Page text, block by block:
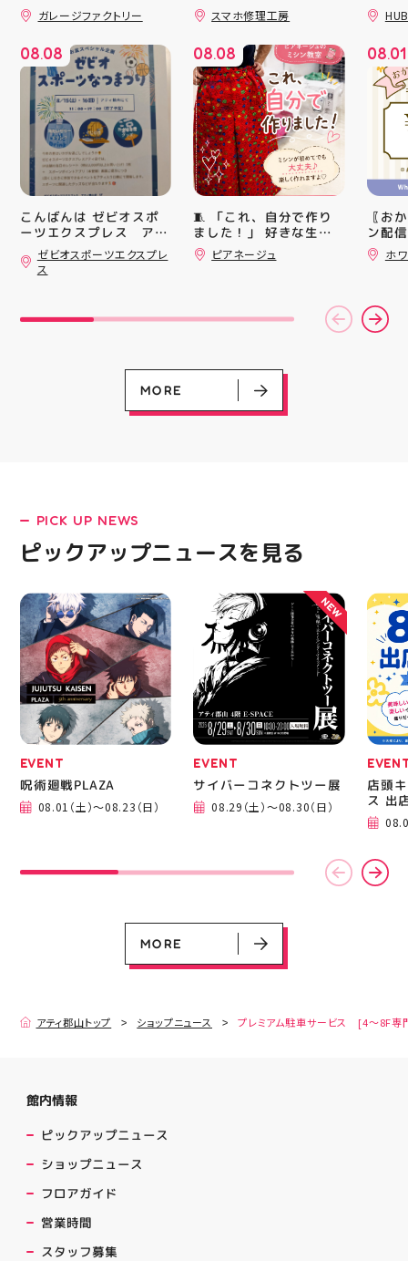
LATEST!
ピックアップニュース
MORE
ズ入荷！ クセになる感
触ですよ 他にもスクイ
お楽しみにーっ️‍️‍️‍ 郡山駅
前 アティ郡山4F “ガレ
ージファクトリー”へ遊
びに来てね️‍️‍️‍ #福島 #郡山
#郡山駅前 #雑貨屋 #ス
クイーズ
ガレージファクトリー
08.08
こんばんは ゼビオスポ
ーツエクスプレス アテ
ィ郡山です ・ 本日は
「ゼビオスポーツなつま
つり」開催のお知らせで
ィ館内にて ☆11:00〜
入り口横にて冷たいゼリ
ーや瓶ジュース、熱中症
た、5F店舗の当日のレシ
スポーツに関連したグッ
ズなどが当たりますので
ぜひご参加ください️ ・
ます️ スポーツナビゲー
ター一同当お待ちしてお
ります✧⁠◝⁠(⁠⁰⁠▿⁠⁰⁠)⁠◜⁠✧ #ゼビ
オ #アティ郡山
ゼビオスポーツエクスプレ
ス
💥スマホ修理工房アティ
郡山店ならデータそのま
スマホ修理工房
08.08
🧵 「これ、自分で作り
ました！」 好きな生地
を選んで、ミシンで少し
ずつ形にしていく時間
ミシン教室では、 「ミ
シンを使ってみたいけ
ど、作り方が分からな
い」 そんな初心者さん
も大歓迎です お洋服・
バッグ・小物など、 あ
という方もお気軽に 作
りたいものについてもご
ジュ 気になる方はDMま
たは店頭でお気軽にお問
い合わせください 写真
を横にスワイプして、完
成までの様子も見てね #
ピアネージュ #ミシン教
室 #ソーイング教室 #ミ
シン初心者 #ハンドメイ
ド 手作り 洋裁 ソーイン
グ 郡山市 郡山 福島県
手作りのある暮らし
ピアネージュ
沸騰
んス
が と
にゅ
みつ
い…
に入
らの
中華
中華
レン
シル
08.01
〖お
ン配
ッパ
￥
ース
験後
ホ
MORE
PICK UP NEWS
ピックアップニュースを見る
EVENT
呪術廻戦PLAZA
08.01（土）～08.23（日）
EVENT
サイバーコネクトツー展
08.29（土）～08.30（日）
NEW
店頭
ス 出
MORE
アティ郡山トップ ショップニュース プレミアム駐車サービス [4～8F専
館内情報
ピックアップニュース
ショップニュース
フロアガイド
営業時間
スタッフ募集